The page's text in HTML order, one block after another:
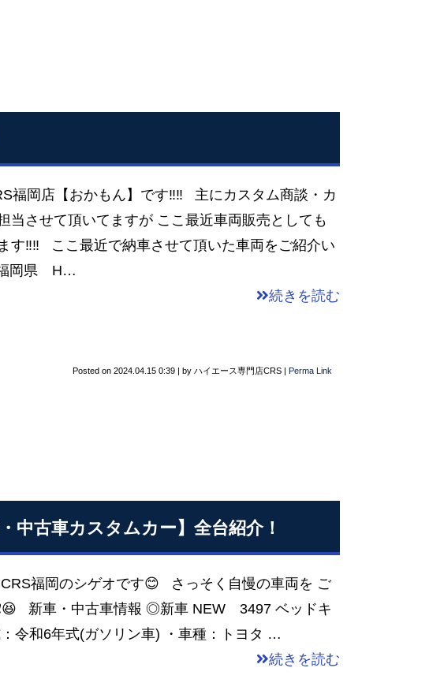
福岡店【おかもん】です‼‼ 主にカスタム商談・カ
当させて頂いてますが ここ最近車両販売としても
す‼‼ ここ最近で納車させて頂いた車両をご紹介い
岡県 H…
続きを読む
Posted on 2024.04.15 0:39 by ハイエース専門店CRS Perma Link
中古車カスタムカー】全台紹介！
福岡のシゲオです😊 さっそく自慢の車両を ご
新車・中古車情報 ◎新車 NEW 3497 ベッドキ
令和6年式(ガソリン車) ・車種：トヨタ …
続きを読む